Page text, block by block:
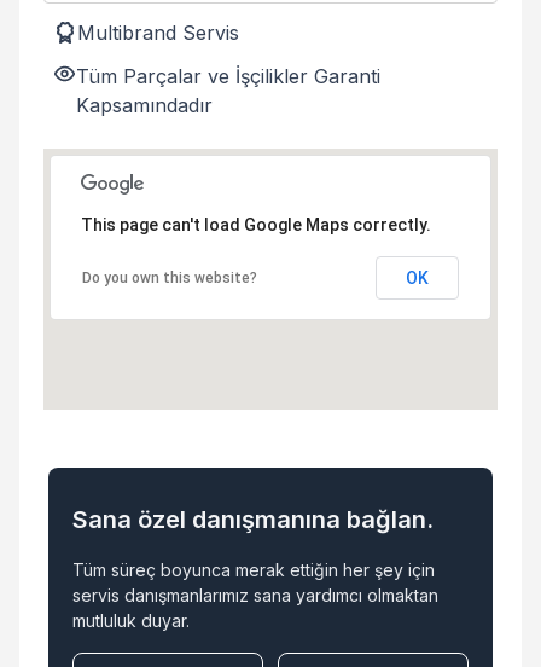
Multibrand Servis
Tüm Parçalar ve İşçilikler Garanti
Kapsamındadır
This page can't load Google Maps correctly.
Do you own this website? OK
Sana özel danışmanına bağlan.
Tüm süreç boyunca merak ettiğin her şey için
servis danışmanlarımız sana yardımcı olmaktan
mutluluk duyar.